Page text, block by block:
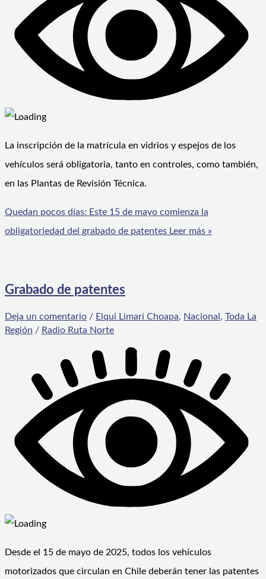
La inscripción de la matrícula en vidrios y espejos de los
vehículos será obligatoria, tanto en controles, como también,
en las Plantas de Revisión Técnica.
Quedan pocos días: Este 15 de mayo comienza la
obligatoriedad del grabado de patentes Leer más »
Grabado de patentes
Deja un comentario / Elqui Limarí Choapa, Nacional , Toda La
Región / Radio Ruta Norte
Desde el 15 de mayo de 2025, todos los vehículos
motorizados que circulan en Chile deberán tener las patentes